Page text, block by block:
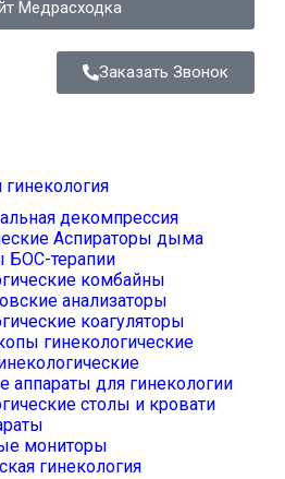
Медрасходка
Заказать Звонок
декомпрессия
Аспираторы дыма
БОС-терапии
комбайны
анализаторы
коагуляторы
гинекологические
аппараты для гинекологии
столы и кровати
мониторы
гинекология